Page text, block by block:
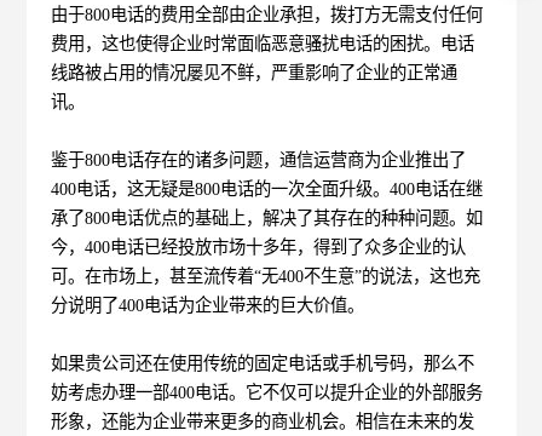
由于800电话的费用全部由企业承担，拨打方无需支付任何
费用，这也使得企业时常面临恶意骚扰电话的困扰。电话
线路被占用的情况屡见不鲜，严重影响了企业的正常通
讯。
鉴于800电话存在的诸多问题，通信运营商为企业推出了
400电话，这无疑是800电话的一次全面升级。400电话在继
承了800电话优点的基础上，解决了其存在的种种问题。如
今，400电话已经投放市场十多年，得到了众多企业的认
可。在市场上，甚至流传着“无400不生意”的说法，这也充
分说明了400电话为企业带来的巨大价值。
如果贵公司还在使用传统的固定电话或手机号码，那么不
妨考虑办理一部400电话。它不仅可以提升企业的外部服务
形象，还能为企业带来更多的商业机会。相信在未来的发